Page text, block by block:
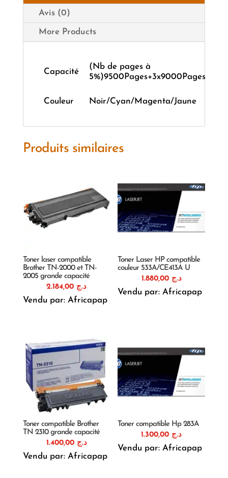
Avis (0)
More Products
Capacité
(Nb de pages à
5%)9500Pages+3x9000Pages
Couleur Noir/Cyan/Magenta/Jaune
Produits similaires
Toner laser compatible
Brother TN-2000 et TN-
2005 grande capacité
د.ج
Vendu par: Africapap
Toner Laser HP compatible
couleur 533A/CE413A U
د.ج 1.880,00
Vendu par: Africapap
Toner compatible Brother
TN 2310 grande capacité
د.ج 1.400,00
Vendu par: Africapap
Toner compatible Hp 283A
د.ج
Vendu par: Africapap